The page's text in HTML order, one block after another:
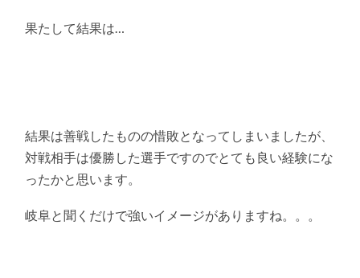
果たして結果は…
結果は善戦したものの惜敗となってしまいましたが、
対戦相手は優勝した選手ですのでとても良い経験にな
ったかと思います。
岐阜と聞くだけで強いイメージがありますね。。。